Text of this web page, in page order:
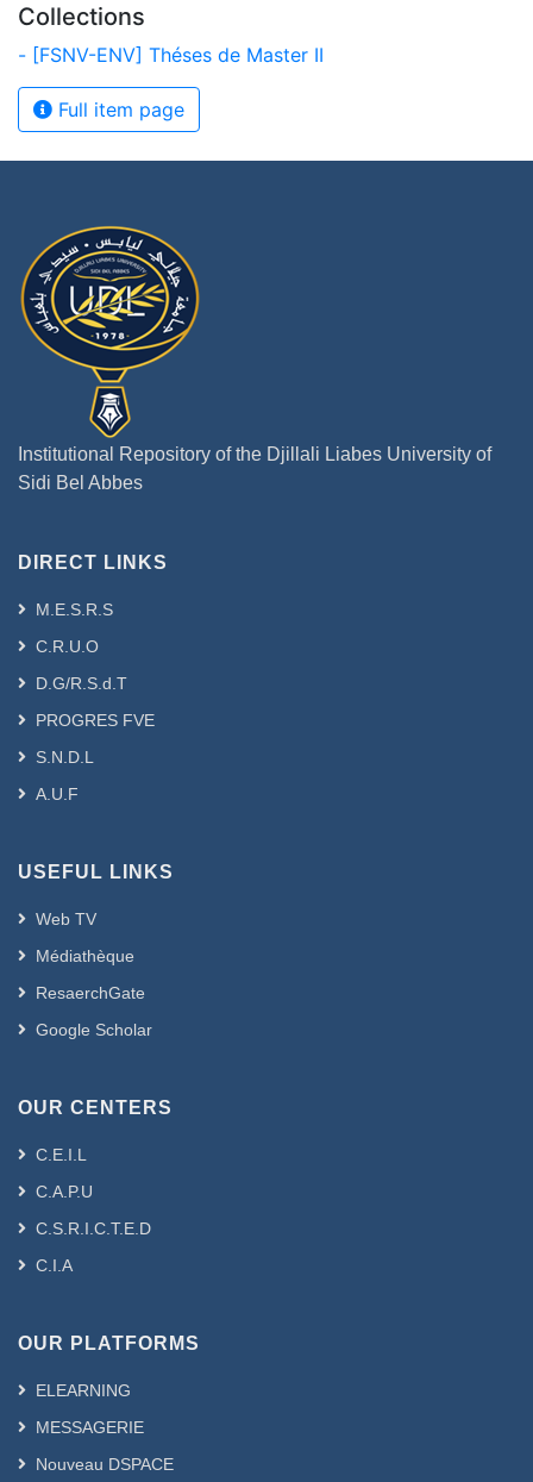
Collections
- [FSNV-ENV] Théses de Master II
Full item page
Institutional Repository of the Djillali Liabes University of
Sidi Bel Abbes
DIRECT LINKS
M.E.S.R.S
C.R.U.O
D.G/R.S.d.T
PROGRES FVE
S.N.D.L
A.U.F
USEFUL LINKS
Web TV
Médiathèque
ResaerchGate
Google Scholar
OUR CENTERS
C.E.I.L
C.A.P.U
C.S.R.I.C.T.E.D
C.I.A
OUR PLATFORMS
ELEARNING
MESSAGERIE
Nouveau DSPACE